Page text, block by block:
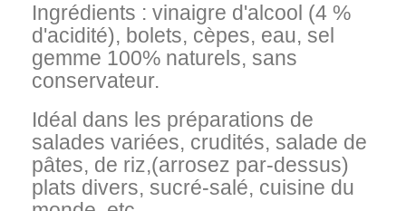
Ingrédients : vinaigre d'alcool (4 %
d'acidité), bolets, cèpes, eau, sel
gemme 100% naturels, sans
conservateur.
Idéal dans les préparations de
salades variées, crudités, salade de
pâtes, de riz,(arrosez par-dessus)
plats divers, sucré-salé, cuisine du